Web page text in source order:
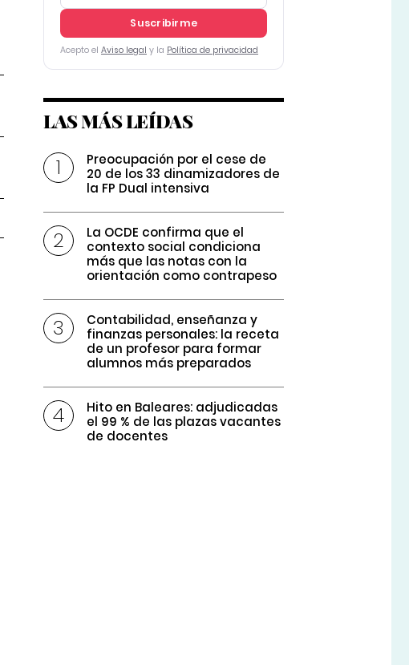
Suscribirme
Acepto el Aviso legal y la Política de privacidad
LAS MÁS LEÍDAS
Preocupación por el cese de
20 de los 33 dinamizadores de
la FP Dual intensiva
La OCDE confirma que el
contexto social condiciona
más que las notas con la
orientación como contrapeso
Contabilidad, enseñanza y
finanzas personales: la receta
de un profesor para formar
alumnos más preparados
Hito en Baleares: adjudicadas
el 99 % de las plazas vacantes
de docentes